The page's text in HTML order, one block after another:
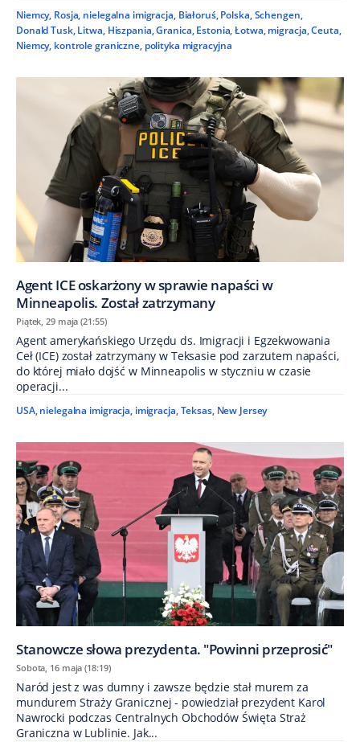
Niemcy, Rosja, nielegalna imigracja, Białoruś, Polska,Schengen,
Donald Tusk, Litwa, Hiszpania,Granica, Estonia,Łotwa, migracja,Ceuta,
Niemcy, kontrole graniczne, polityka migracyjna
Agent ICE oskarżony w sprawie napaści w
Minneapolis. Został zatrzymany
Piątek, 29 maja (21:55)
Agent amerykańskiego Urzędu ds. Imigracji i Egzekwowania
Ceł (ICE) został zatrzymany w Teksasie pod zarzutem napaści,
do której miało dojść w Minneapolis w styczniu w czasie
operacji...
USA, nielegalna imigracja, imigracja,Teksas, New Jersey
Stanowcze słowa prezydenta. "Powinni przeprosić"
Sobota, 16 maja (18:19)
Naród jest z was dumny i zawsze będzie stał murem za
mundurem Straży Granicznej - powiedział prezydent Karol
Nawrocki podczas Centralnych Obchodów Święta Straż
Graniczna w Lublinie. Jak...